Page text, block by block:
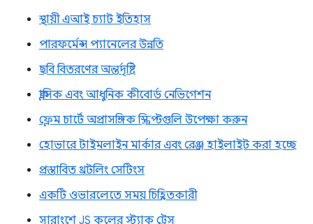
স্থায়ী এআই চ্যাট ইতিহাস
পারফর্মেন্স প্যানেলের উন্নতি
ছবি বিতরণের অন্তর্দৃষ্টি
ক্লাসিক এবং আধুনিক কীবোর্ড নেভিগেশন
ফ্লেম চার্টে অপ্রাসঙ্গিক স্ক্রিপ্টগুলি উপেক্ষা করুন
হোভারে টাইমলাইন মার্কার এবং রেঞ্জ হাইলাইট করা হচ্ছে
প্রস্তাবিত থ্রটলিং সেটিংস
একটি ওভারলেতে সময় চিহ্নিতকারী
সারাংশে JS কলের স্ট্যাক ট্রেস